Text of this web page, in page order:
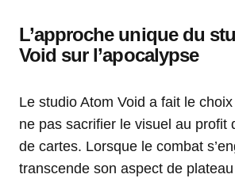
L’approche unique du
Void sur l’apocalypse
Le studio Atom Void a fait le
ne pas sacrifier le visuel au profit
de cartes. Lorsque le combat
transcende son aspect de